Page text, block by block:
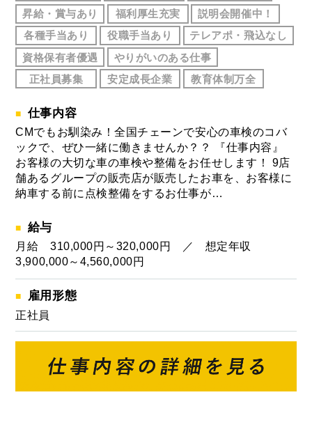
昇給・賞与あり
福利厚生充実
説明会開催中！
各種手当あり
役職手当あり
テレアポ・飛込なし
資格保有者優遇
やりがいのある仕事
正社員募集
安定成長企業 教育体制万全
仕事内容
CMでもお馴染み！全国チェーンで安心の車検のコバ
ックで、ぜひ一緒に働きませんか？？ 『仕事内容』
お客様の大切な車の車検や整備をお任せします！ 9店
舗あるグループの販売店が販売したお車を、お客様に
納車する前に点検整備をするお仕事が…
給与
月給 310,000円～320,000円 ／ 想定年収
3,900,000～4,560,000円
雇用形態
正社員